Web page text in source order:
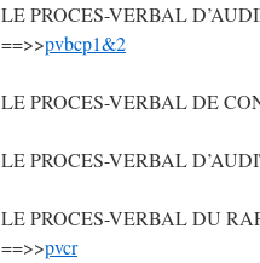
LE PROCES-VERBAL
==>>pvbcp1&2
LE PROCES-VERBAL DE
LE PROCES-VERBAL
LE PROCES-VERBAL DU
==>>pvcr